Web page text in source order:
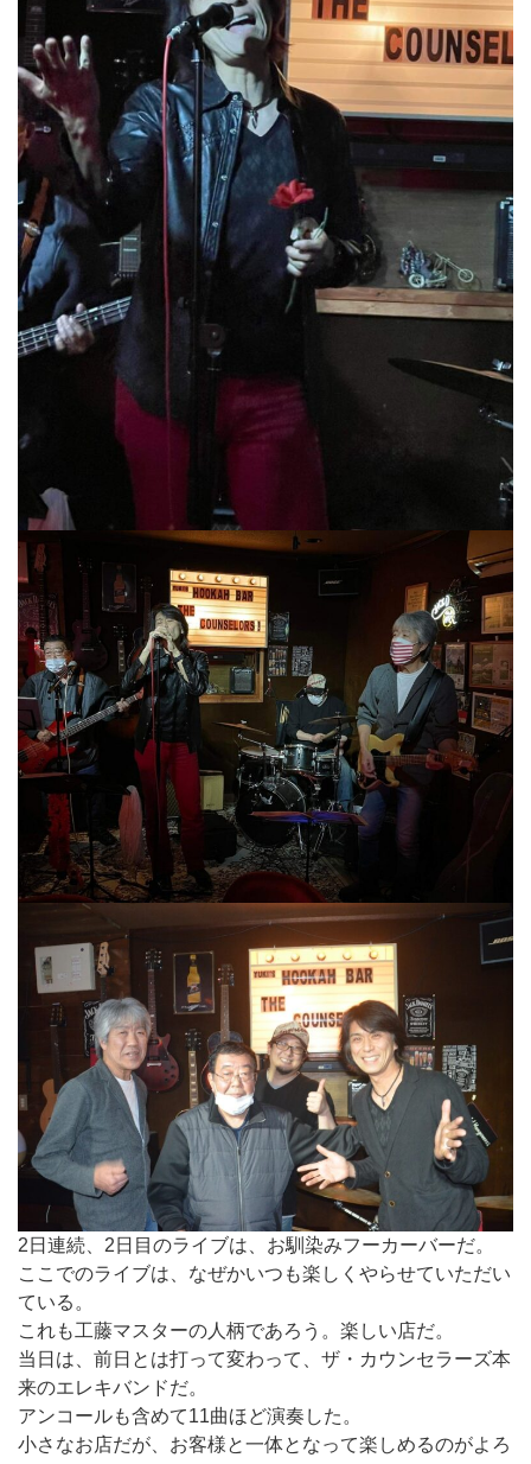
2日連続、2日目のライブは、お馴染みフーカーバーだ。
ここでのライブは、なぜかいつも楽しくやらせていただい
ている。
これも工藤マスターの人柄であろう。楽しい店だ。
当日は、前日とは打って変わって、ザ・カウンセラーズ本
来のエレキバンドだ。
アンコールも含めて11曲ほど演奏した。
小さなお店だが、お客様と一体となって楽しめるのがよろ